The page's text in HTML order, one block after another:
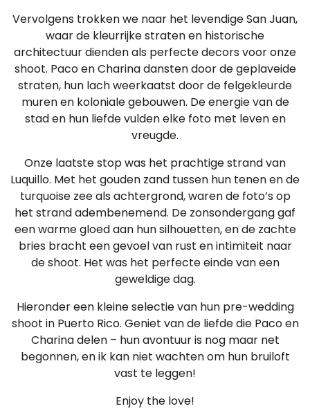
Vervolgens trokken we naar het levendige San Juan,
waar de kleurrijke straten en historische
architectuur dienden als perfecte decors voor onze
shoot. Paco en Charina dansten door de geplaveide
straten, hun lach weerkaatst door de felgekleurde
muren en koloniale gebouwen. De energie van de
stad en hun liefde vulden elke foto met leven en
vreugde.
Onze laatste stop was het prachtige strand van
Luquillo. Met het gouden zand tussen hun tenen en de
turquoise zee als achtergrond, waren de foto’s op
het strand adembenemend. De zonsondergang gaf
een warme gloed aan hun silhouetten, en de zachte
bries bracht een gevoel van rust en intimiteit naar
de shoot. Het was het perfecte einde van een
geweldige dag.
Hieronder een kleine selectie van hun pre-wedding
shoot in Puerto Rico. Geniet van de liefde die Paco en
Charina delen – hun avontuur is nog maar net
begonnen, en ik kan niet wachten om hun bruiloft
vast te leggen!
Enjoy the love!